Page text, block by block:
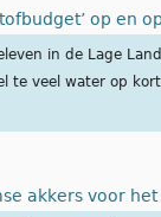
op en
in de Lage
te veel water op
akkers voor